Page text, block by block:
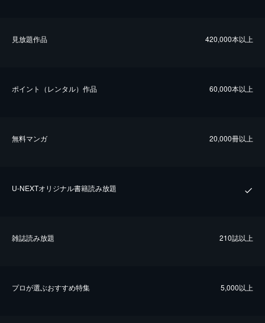
⾒放題作品 420,000本以上
ポイント（レンタル）作品 60,000本以上
無料マンガ 20,000冊以上
U-NEXTオリジナル書籍読み放題
雑誌読み放題 210誌以上
プロが選ぶおすすめ特集 5,000以上